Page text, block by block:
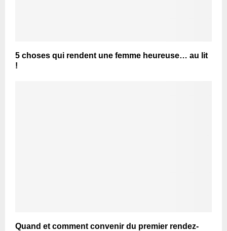
5 choses qui rendent une femme heureuse… au lit
!
Quand et comment convenir du premier rendez-